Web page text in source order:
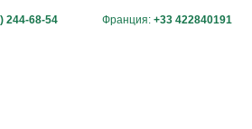
244-68-54 Франция: +33 422840191